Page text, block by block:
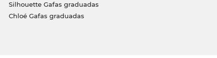
Silhouette Gafas graduadas
Chloé Gafas graduadas